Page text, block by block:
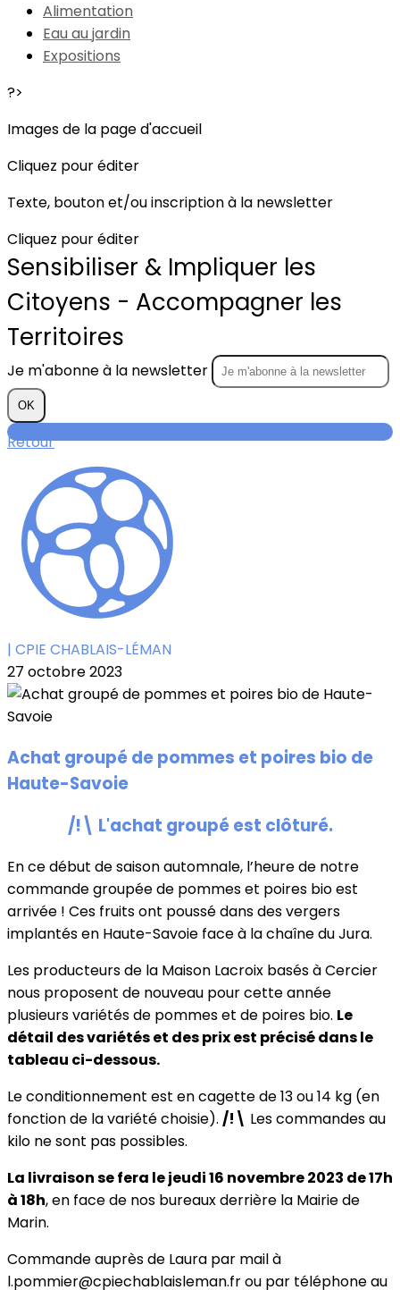
Alimentation
Eau au jardin
Expositions
?>
Images de la page d'accueil
Cliquez pour éditer
Texte, bouton et/ou inscription à la newsletter
Cliquez pour éditer
Sensibiliser & Impliquer les
Citoyens - Accompagner les
Territoires
Je m'abonne à la newsletter
OK
Retour
| CPIE CHABLAIS-LÉMAN
27 octobre 2023
Achat groupé de pommes et poires bio de
Haute-Savoie
/!\ L'achat groupé est clôturé.
En ce début de saison automnale, l’heure de notre
commande groupée de pommes et poires bio est
arrivée ! Ces fruits ont poussé dans des vergers
implantés en Haute-Savoie face à la chaîne du Jura.
Les producteurs de la Maison Lacroix basés à Cercier
nous proposent de nouveau pour cette année
plusieurs variétés de pommes et de poires bio. Le
détail des variétés et des prix est précisé dans le
tableau ci-dessous.
Le conditionnement est en cagette de 13 ou 14 kg (en
fonction de la variété choisie). /!\ Les commandes au
kilo ne sont pas possibles.
La livraison se fera le jeudi 16 novembre 2023 de 17h
à 18h, en face de nos bureaux derrière la Mairie de
Marin.
Commande auprès de Laura par mail à
l.pommier@cpiechablaisleman.fr ou par téléphone au